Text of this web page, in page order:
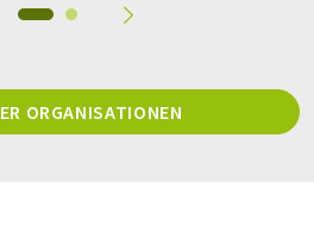
ORGANISATIONEN